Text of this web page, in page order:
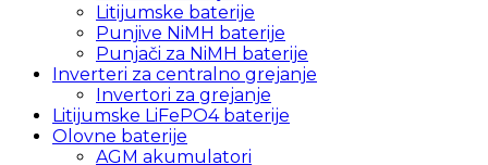
Litijumske baterije
Punjive NiMH baterije
Punjači za NiMH baterije
Inverteri za centralno grejanje
Invertori za grejanje
Litijumske LiFePO4 baterije
Olovne baterije
AGM akumulatori